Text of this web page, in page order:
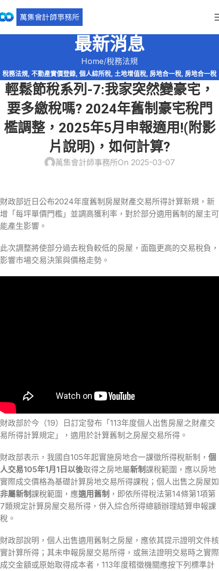
最新消息
Home 稅務法規
稅務法規, 不動產實價登錄, 個人綜所稅, 土地增值稅, 房地合一稅, 房地合一稅
2.0,輕鬆節稅 ,輕鬆節稅-綜所稅
輕鬆節稅系列-7:我家突然變豪宅，
要多繳稅嗎? 2024年舊制豪宅稅門
檻調整，2025年5月申報適用!(附影
片說明)，如何計算?
萬集會計師事務所On 2025-03-07
財政部近日公布2024年度舊制房屋財產交易所得計算新規，新
增「每坪單價門檻」並調高獲利率，對於部分適用舊制的屋主可
能產生影響。
此次調整將使部分過去稅負較低的房屋，面臨更高的交易稅負，
影響市場交易決策與價格走勢。
財政部於今（19）日訂定發布「113年度個人出售房屋之財產交
易所得計算規定」，適用於計算舊制之房屋交易所得。
財政部表示，我國自105年起實施房地合一課徵所得稅新制， 個
人交易105年1月1日以後取得之房地屬新制課稅範圍，應以房地
實際成交價格為基礎計算房地交易所得課稅；個人出售之房屋如
非屬新制課稅範圍，應適用舊制 ，即依所得稅法第14條第1項第
7類規定計算房屋交易所得，併入綜合所得總額辦理結算申報課
稅。
財政部說明，個人出售適用舊制之房屋，應依其提示證明文件核
實計算所得；其未申報房屋交易所得，或無法證明交易時之實際
成交金額或原始取得成本者，113年度稽徵機關應按下列標準計